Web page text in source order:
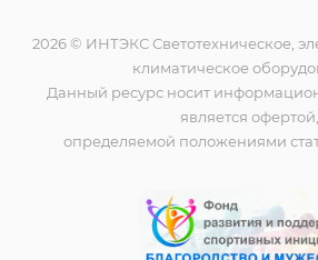
2026 © ИНТЭКС Светотехническое,
климатическое
Данный ресурс носит
является офертой,
определяемой положениями